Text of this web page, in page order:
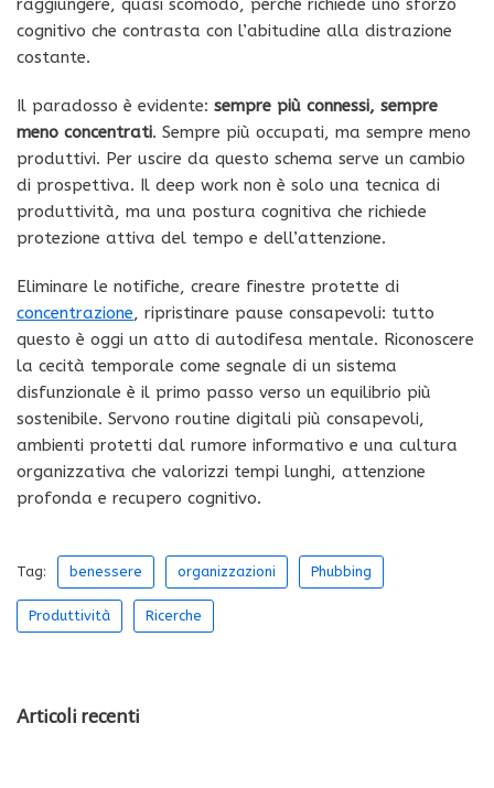
cognitivo che contrasta con l’abitudine alla distrazione
costante.
Il paradosso è evidente: sempre più connessi, sempre
meno concentrati. Sempre più occupati, ma sempre meno
produttivi. Per uscire da questo schema serve un cambio
di prospettiva. Il deep work non è solo una tecnica di
produttività, ma una postura cognitiva che richiede
protezione attiva del tempo e dell’attenzione.
Eliminare le notifiche, creare finestre protette di
concentrazione, ripristinare pause consapevoli: tutto
questo è oggi un atto di autodifesa mentale. Riconoscere
la cecità temporale come segnale di un sistema
disfunzionale è il primo passo verso un equilibrio più
sostenibile. Servono routine digitali più consapevoli,
ambienti protetti dal rumore informativo e una cultura
organizzativa che valorizzi tempi lunghi, attenzione
profonda e recupero cognitivo.
Tag: benessere organizzazioni Phubbing
Produttività Ricerche
Articoli recenti